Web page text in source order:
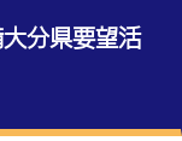
大分県要望活